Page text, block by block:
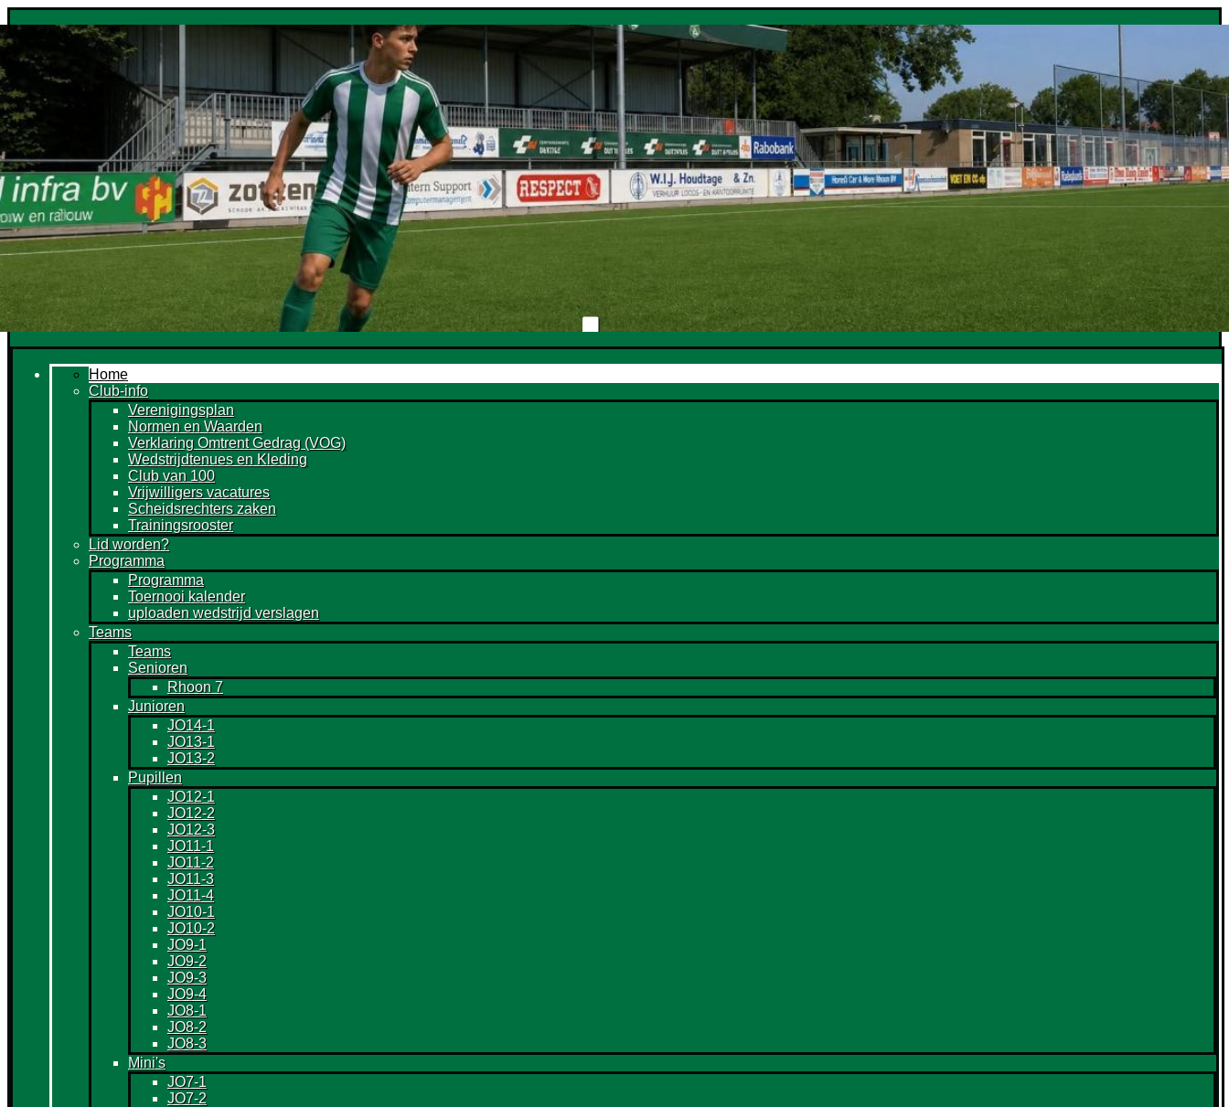
Home
Club-info
Verenigingsplan
Normen en Waarden
Verklaring Omtrent Gedrag (VOG)
Wedstrijdtenues en Kleding
Club van 100
Vrijwilligers vacatures
Scheidsrechters zaken
Trainingsrooster
Lid worden?
Programma
Programma
Toernooi kalender
uploaden wedstrijd verslagen
Teams
Teams
Senioren
Rhoon 7
Junioren
JO14-1
JO13-1
JO13-2
Pupillen
JO12-1
JO12-2
JO12-3
JO11-1
JO11-2
JO11-3
JO11-4
JO10-1
JO10-2
JO9-1
JO9-2
JO9-3
JO9-4
JO8-1
JO8-2
JO8-3
Mini's
JO7-1
JO7-2